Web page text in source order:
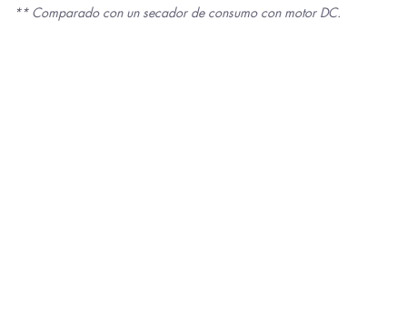
** Comparado con un secador de consumo con motor DC.